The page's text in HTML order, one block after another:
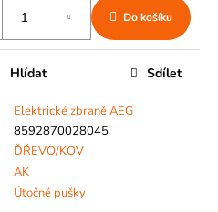
Do košíku
Elektrické zbraně AEG
8592870028045
ĎŘEVO/KOV
AK
Útočné pušky
Hlídat Sdílet